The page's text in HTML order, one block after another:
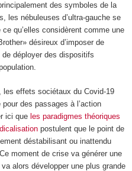
des symboles de la
les nébuleuses d’ultra-gauche se
qu’elles considèrent comme une
désireux d’imposer de
déployer des dispositifs
les effets sociétaux du Covid-19
des passages à l’action
ici que les paradigmes théoriques
postulent que le point de
déstabilisant ou inattendu
moment de crise va générer une
alors développer une plus grande